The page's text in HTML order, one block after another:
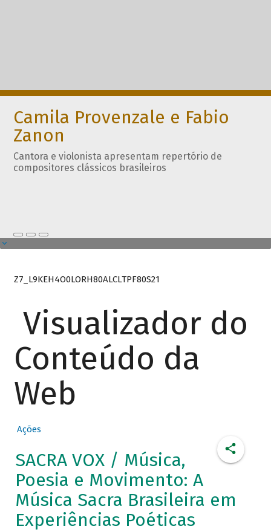
Camila Provenzale e Fabio
Zanon
Cantora e violonista apresentam repertório de
compositores clássicos brasileiros
Z7_L9KEH4O0LORH80ALCLTPF80S21
Visualizador do
Conteúdo da
Web
Ações
SACRA VOX / Música,
Poesia e Movimento: A
Música Sacra Brasileira em
Experiências Poéticas